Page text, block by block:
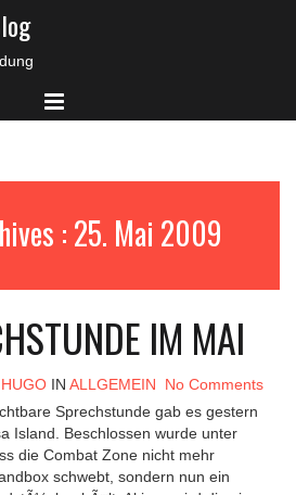
: 25. Mai 2009
IM MAI
HUGOIN ALLGEMEIN
No Comments
Sprechstunde gab es gestern
Island. Beschlossen wurde unter
die Combat Zone nicht mehr
schwebt, sondern nun ein